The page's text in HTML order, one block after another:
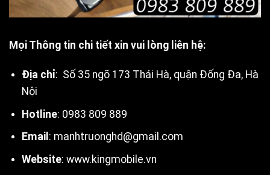
Mọi Thông tin chi tiết xin vui lòng liên hệ:
Địa chỉ: Số 35 ngõ 173 Thái Hà, quận Đống Đa, Hà
Nội
Hotline: 0983 809 889
Email : manhtruonghd@gmail.com
Website: www.kingmobile.vn